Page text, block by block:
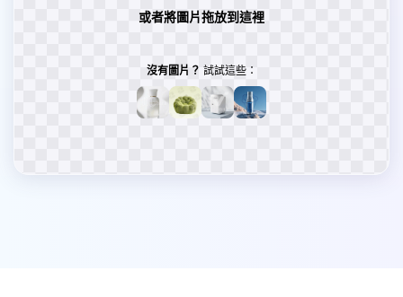
或者將圖片拖放到這裡
沒有圖片？ 試試這些：